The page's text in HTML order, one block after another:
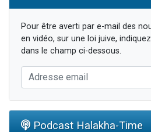
Pour être averti par e-mail des
en vidéo, sur une loi juive,
dans le champ ci-dessous.
Podcast Halakha-Time